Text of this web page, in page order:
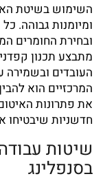
השימוש בשיטת
ומיומנות גבוהה.
ובחירת החומרים
מתבצע תכנון
העובדים ובשמירה
המרכזיים הוא
את פתרונות
חדשניות שיבטיחו
שיטות
בסנפלינג